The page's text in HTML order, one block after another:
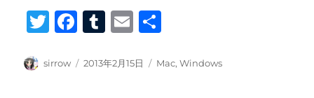
T
tt
F
c
T
m
E
ail
投
sirrow
投
2013年2月15日
カ
Mac,Windows